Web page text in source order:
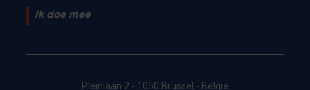
Ik doe mee
Pleinlaan 2 - 1050 Brussel - België